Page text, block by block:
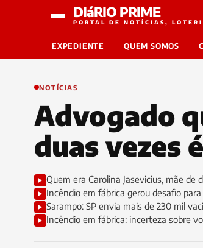
DIáRIO PRIME
PORTAL DE NOTÍCIAS,
EXPEDIENTE QUEM SOMOS
NOTÍCIAS
Advogado
duas vezes
Quem era Carolina Jasevicius, mãe
Incêndio em fábrica gerou desafio
Sarampo: SP envia mais de 230 mil
Incêndio em fábrica: incerteza sobre